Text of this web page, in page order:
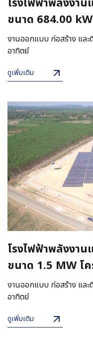
ขนาด 684.00 kW
งานออกแบบ ก่อสร้าง แล
อาทิตย์
ดูเพิ่มเติม
โรงไฟฟ้าพลังงา
ขนาด 1.5 MW โ
สนามชัยเขต
งานออกแบบ ก่อสร้าง แล
อาทิตย์
ดูเพิ่มเติม